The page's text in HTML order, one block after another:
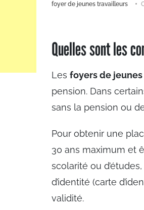
foyer de jeunes travailleurs
Quelles sont les
Les foyers de
pension. Dans
sans la pension ou
Pour obtenir une
30 ans maximum et
scolarité ou
d’identité (carte
validité.